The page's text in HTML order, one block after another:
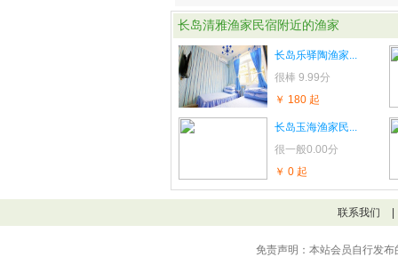
长岛清雅渔家民宿附近的渔家
长岛乐驿陶渔家...
很棒 9.99分
￥ 180 起
长岛玉海渔家民...
很一般0.00分
￥ 0 起
联系我们
免责声明：本站会员自行发